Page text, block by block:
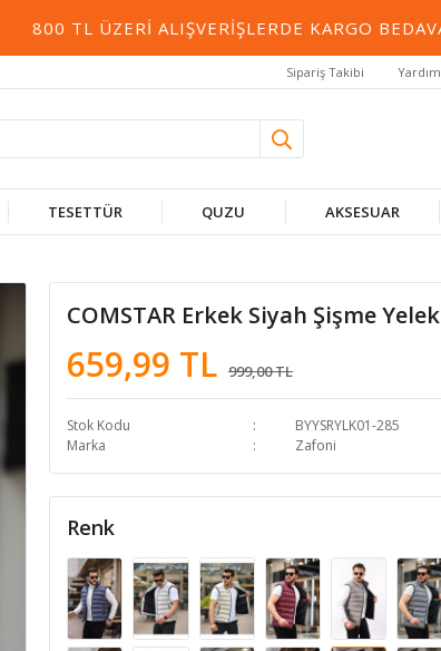
800 TL ÜZERI ALIŞVERIŞLERDE KARGO BEDAVA
Sipariş Takibi Yardım
TESETTÜR QUZU AKSESUAR
COMSTAR Erkek Siyah Şişme Yelek
659,99 TL 999,00 TL
Stok Kodu
BYYSRYLK01-285
Marka
Zafoni
Renk